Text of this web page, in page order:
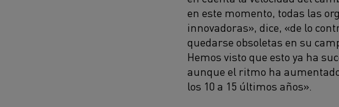
en este momento, todas las
innovadoras», dice, «de lo
quedarse obsoletas en su
Hemos visto que esto ya ha
aunque el ritmo ha
los 10 a 15 últimos años».